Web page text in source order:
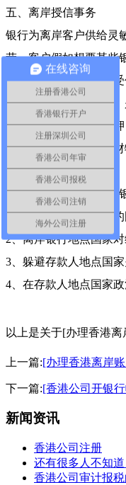
五、离岸授信事务
银行为离岸客户供给灵
劳。客户假如想要某些
1、诺言方法，这要求
2、离岸公司确保担保
3、离岸财物典当或质
4、受信人以在岸自有
此外，存款者开设离岸
1、银行坐落税率较低
2、离岸银行地点国家
3、躲避存款人地点国
4、在存款人地点国家
以上是关于[办理香港离
上一篇:[办理香港离岸
下一篇:[香港公司开银
新闻资讯
香港公司注册
还有很多人不知
香港公司审计报
在线咨询
注册香港公司
香港银行开户
注册深圳公司
香港公司年审
香港公司报税
香港公司注销
海外公司注册